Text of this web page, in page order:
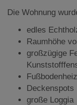
Die Wohnung
edles
Raumhöhe
großzügige
Deckenspots
große Loggia